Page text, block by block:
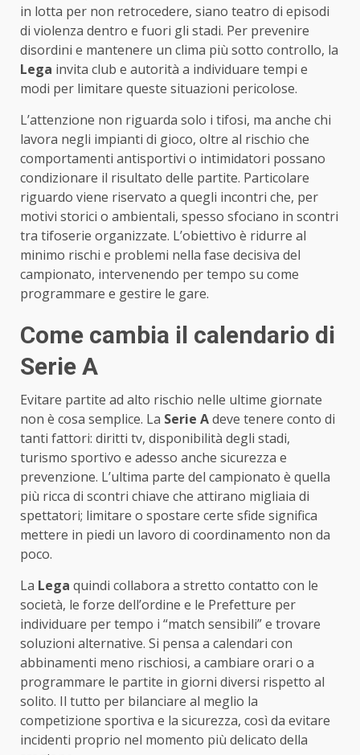
in lotta per non retrocedere, siano teatro di episodi
di violenza dentro e fuori gli stadi. Per prevenire
disordini e mantenere un clima più sotto controllo, la
Lega invita club e autorità a individuare tempi e
modi per limitare queste situazioni pericolose.
L’attenzione non riguarda solo i tifosi, ma anche chi
lavora negli impianti di gioco, oltre al rischio che
comportamenti antisportivi o intimidatori possano
condizionare il risultato delle partite. Particolare
riguardo viene riservato a quegli incontri che, per
motivi storici o ambientali, spesso sfociano in scontri
tra tifoserie organizzate. L’obiettivo è ridurre al
minimo rischi e problemi nella fase decisiva del
campionato, intervenendo per tempo su come
programmare e gestire le gare.
Come cambia il calendario di
Serie A
Evitare partite ad alto rischio nelle ultime giornate
non è cosa semplice. La Serie Adeve tenere conto di
tanti fattori: diritti tv, disponibilità degli stadi,
turismo sportivo e adesso anche sicurezza e
prevenzione. L’ultima parte del campionato è quella
più ricca di scontri chiave che attirano migliaia di
spettatori; limitare o spostare certe sfide significa
mettere in piedi un lavoro di coordinamento non da
poco.
La Lega quindi collabora a stretto contatto con le
società, le forze dell’ordine e le Prefetture per
individuare per tempo i “match sensibili” e trovare
soluzioni alternative. Si pensa a calendari con
abbinamenti meno rischiosi, a cambiare orari o a
programmare le partite in giorni diversi rispetto al
solito. Il tutto per bilanciare al meglio la
competizione sportiva e la sicurezza, così da evitare
incidenti proprio nel momento più delicato della